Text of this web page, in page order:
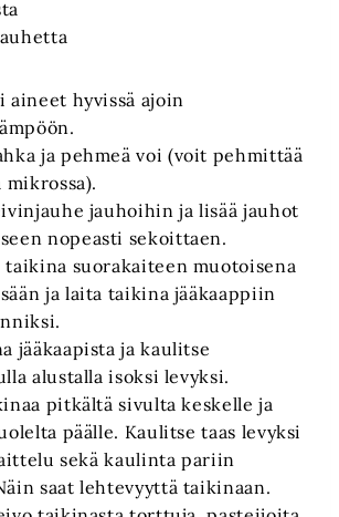
aineet hyvissä ajoin
ja pehmeä voi (voit pehmittää
mikrossa).
jauhoihin ja lisää jauhot
nopeasti sekoittaen.
suorakaiteen muotoisena
ja laita taikina jääkaappiin
jääkaapista ja kaulitse
alustalla isoksi levyksi.
pitkältä sivulta keskelle ja
päälle. Kaulitse taas levyksi
sekä kaulinta pariin
saat lehtevyyttä taikinaan.